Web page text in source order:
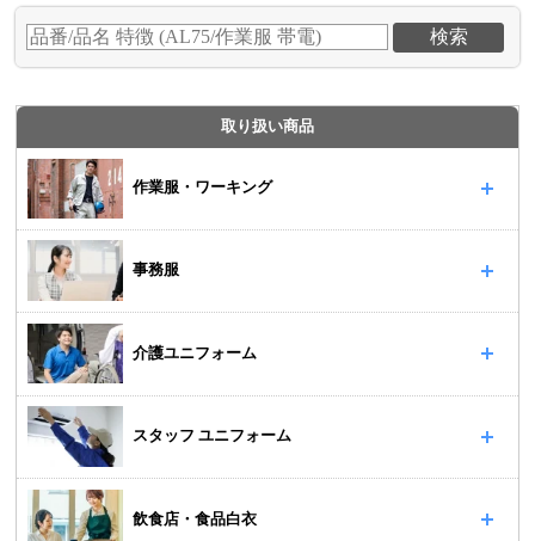
取り扱い商品
作業服・ワーキング
事務服
介護ユニフォーム
スタッフ ユニフォーム
飲食店・食品白衣